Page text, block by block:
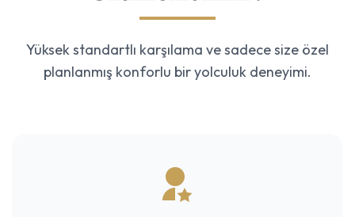
Yüksek standartlı karşılama ve sadece size özel
planlanmış konforlu bir yolculuk deneyimi.